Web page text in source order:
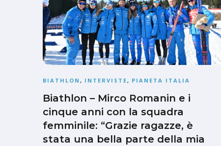
BIATHLON , INTERVISTE, PIANETA ITALIA
Biathlon – Mirco Romanin e i
cinque anni con la squadra
femminile: “Grazie ragazze, è
stata una bella parte della mia